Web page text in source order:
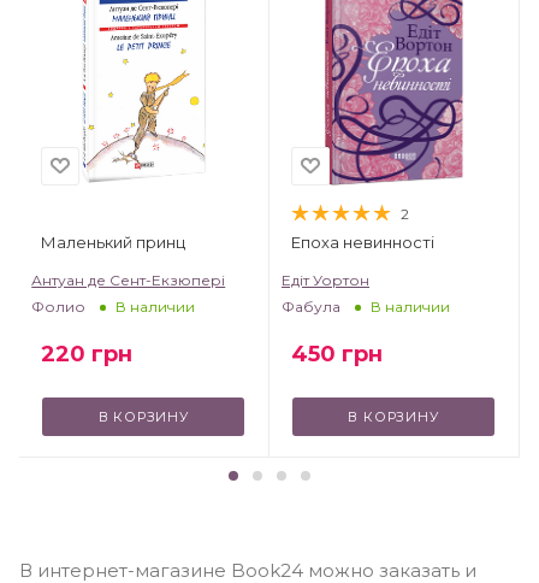
Маленький принц
Антуан де Сент-Екзюпері
Фолио
В наличии
220 грн
В КОРЗИНУ
2
Епоха невинності
Едіт Уортон
Фабула
В наличии
450 грн
В КОРЗИНУ
В интернет-магазине Book24 можно заказать и